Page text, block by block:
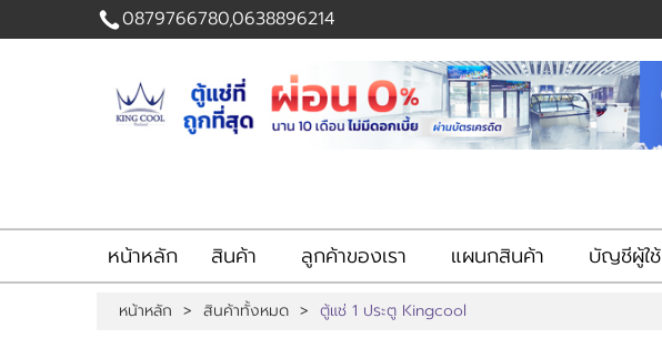
สินค้า
ลูกค้าของเรา
แผนกสินค้า
0879766780,0638896214
หน้าหลัก สินค้า ลูกค้าของเรา แผนกสินค้า บัญชีผู้ใช้
หน้าหลัก > สินค้าทั้งหมด > ตู้แช่ 1 ประตู Kingcool